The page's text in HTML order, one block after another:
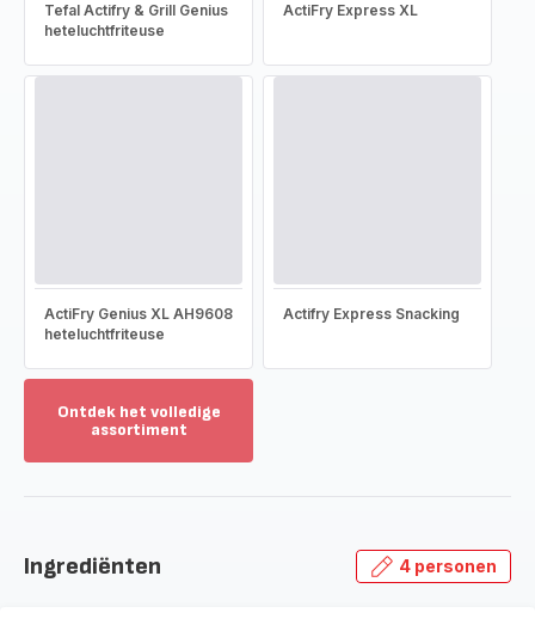
Tefal Actifry & Grill Genius
heteluchtfriteuse
ActiFry Express XL
ActiFry Genius XL AH9608
heteluchtfriteuse
Actifry Express Snacking
Ontdek het volledige
assortiment
volledige
Ingrediënten 4 personen